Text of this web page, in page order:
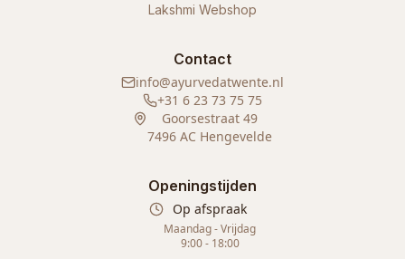
Lakshmi Webshop
Contact
info@ayurvedatwente.nl
+31 6 23 73 75 75
Goorsestraat 49
7496 AC Hengevelde
Openingstijden
Op afspraak
Maandag - Vrijdag
9:00 - 18:00